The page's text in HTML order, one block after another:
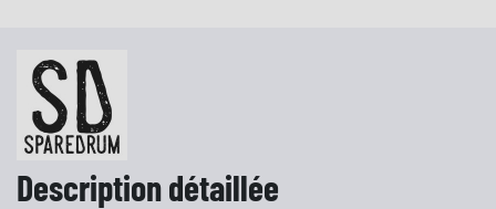
Description détaillée